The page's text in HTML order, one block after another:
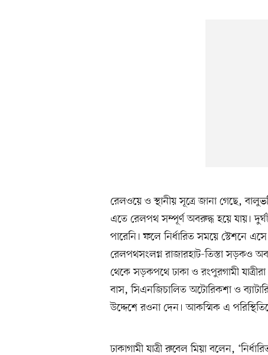
রেলওয়ে ও স্থানীয় সূত্রে জানা গেছে,
এতে রেলপথ সম্পূর্ণ অবরুদ্ধ হয়ে যায়।
পারেনি। ফলে নির্ধারিত সময়ে স্টেশনে
রেলপথসংলগ্ন রাজারহাট-তিস্তা সড়কও
থেকে সড়কপথে ঢাকা ও রংপুরগামী
বাস, সিএনজিচালিত অটোরিকশা ও
উদ্দেশে রওনা দেন। আকস্মিক এ
ঢাকাগামী যাত্রী রুবেল মিয়া বলেন,